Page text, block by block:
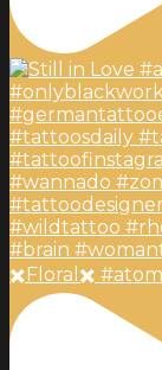
✖️Floral✖️